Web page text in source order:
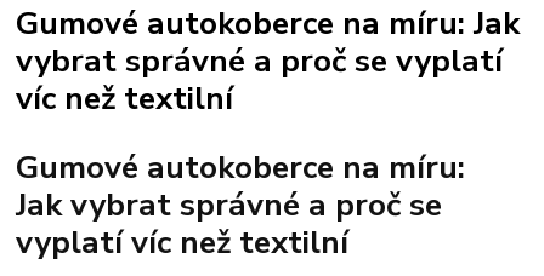
Gumové autokoberce na míru: Jak
vybrat správné a proč se vyplatí
víc než textilní
Gumové autokoberce na míru:
Jak vybrat správné a proč se
vyplatí víc než textilní